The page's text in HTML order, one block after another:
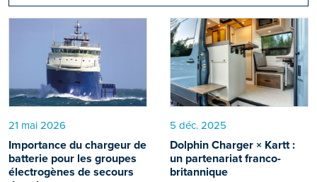
21 mai 2026
Importance du chargeur de
batterie pour les groupes
électrogènes de secours
5 déc. 2025
Dolphin Charger × Kartt :
un partenariat franco-
britannique